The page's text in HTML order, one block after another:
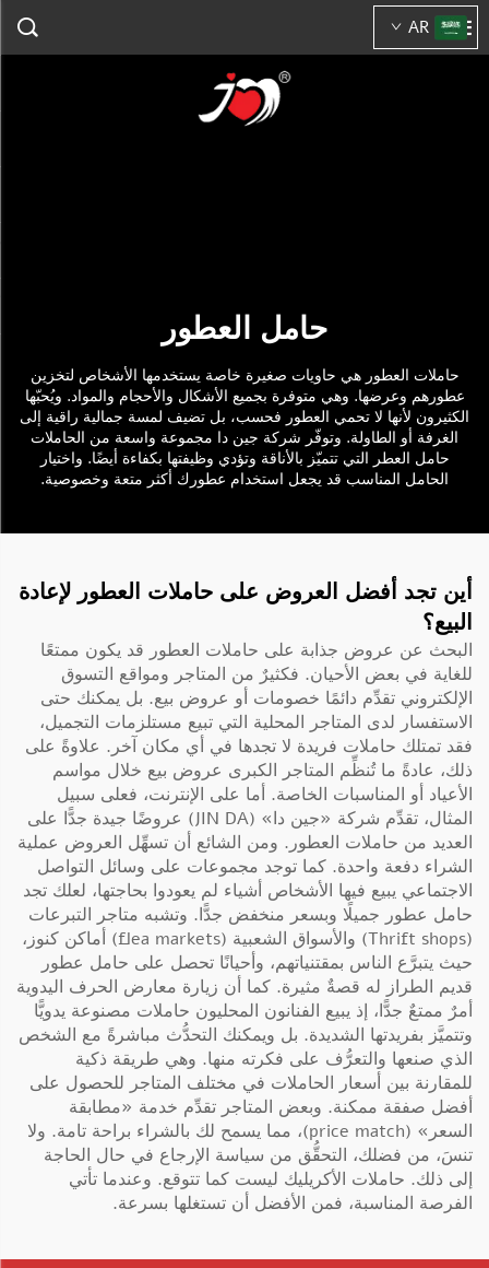
AR
حامل العطور
حاملات العطور هي حاويات صغيرة خاصة يستخدمها الأشخاص لتخزين
عطورهم وعرضها. وهي متوفرة بجميع الأشكال والأحجام والمواد. ويُحبّها
الكثيرون لأنها لا تحمي العطور فحسب، بل تضيف لمسة جمالية راقية إلى
الغرفة أو الطاولة. وتوفّر شركة جين دا مجموعة واسعة من الحاملات
حامل العطر التي تتميّز بالأناقة وتؤدي وظيفتها بكفاءة أيضًا. واختيار
الحامل المناسب قد يجعل استخدام عطورك أكثر متعة وخصوصية.
أين تجد أفضل العروض على حاملات العطور لإعادة
البيع؟
البحث عن عروض جذابة على حاملات العطور قد يكون ممتعًا
للغاية في بعض الأحيان. فكثيرٌ من المتاجر ومواقع التسوق
الإلكتروني تقدِّم دائمًا خصومات أو عروض بيع. بل يمكنك حتى
الاستفسار لدى المتاجر المحلية التي تبيع مستلزمات التجميل،
فقد تمتلك حاملات فريدة لا تجدها في أي مكان آخر. علاوةً على
ذلك، عادةً ما تُنظِّم المتاجر الكبرى عروض بيع خلال مواسم
الأعياد أو المناسبات الخاصة. أما على الإنترنت، فعلى سبيل
المثال، تقدِّم شركة «جين دا» (JIN DA) عروضًا جيدة جدًّا على
العديد من حاملات العطور. ومن الشائع أن تسهِّل العروض عملية
الشراء دفعة واحدة. كما توجد مجموعات على وسائل التواصل
الاجتماعي يبيع فيها الأشخاص أشياء لم يعودوا بحاجتها، لعلك تجد
حامل عطور جميلًا وبسعر منخفض جدًّا. وتشبه متاجر التبرعات
(Thrift shops) والأسواق الشعبية (flea markets) أماكن كنوز،
حيث يتبرَّع الناس بمقتنياتهم، وأحيانًا تحصل على حامل عطور
قديم الطراز له قصةٌ مثيرة. كما أن زيارة معارض الحرف اليدوية
أمرٌ ممتعٌ جدًّا، إذ يبيع الفنانون المحليون حاملات مصنوعة يدويًّا
وتتميَّز بفريدتها الشديدة. بل ويمكنك التحدُّث مباشرةً مع الشخص
الذي صنعها والتعرُّف على فكرته منها. وهي طريقة ذكية
للمقارنة بين أسعار الحاملات في مختلف المتاجر للحصول على
أفضل صفقة ممكنة. وبعض المتاجر تقدِّم خدمة «مطابقة
السعر» (price match)، مما يسمح لك بالشراء براحة تامة. ولا
تنسَ، من فضلك، التحقُّق من سياسة الإرجاع في حال الحاجة
إلى ذلك. حاملات الأكريليك ليست كما تتوقع. وعندما تأتي
الفرصة المناسبة، فمن الأفضل أن تستغلها بسرعة.